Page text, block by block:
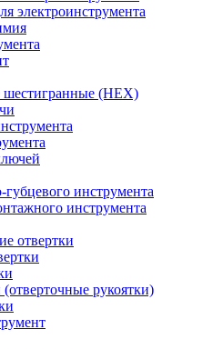
электроинструмента
(HEX)
инструмента
инструмента
отвертки
рукоятки)